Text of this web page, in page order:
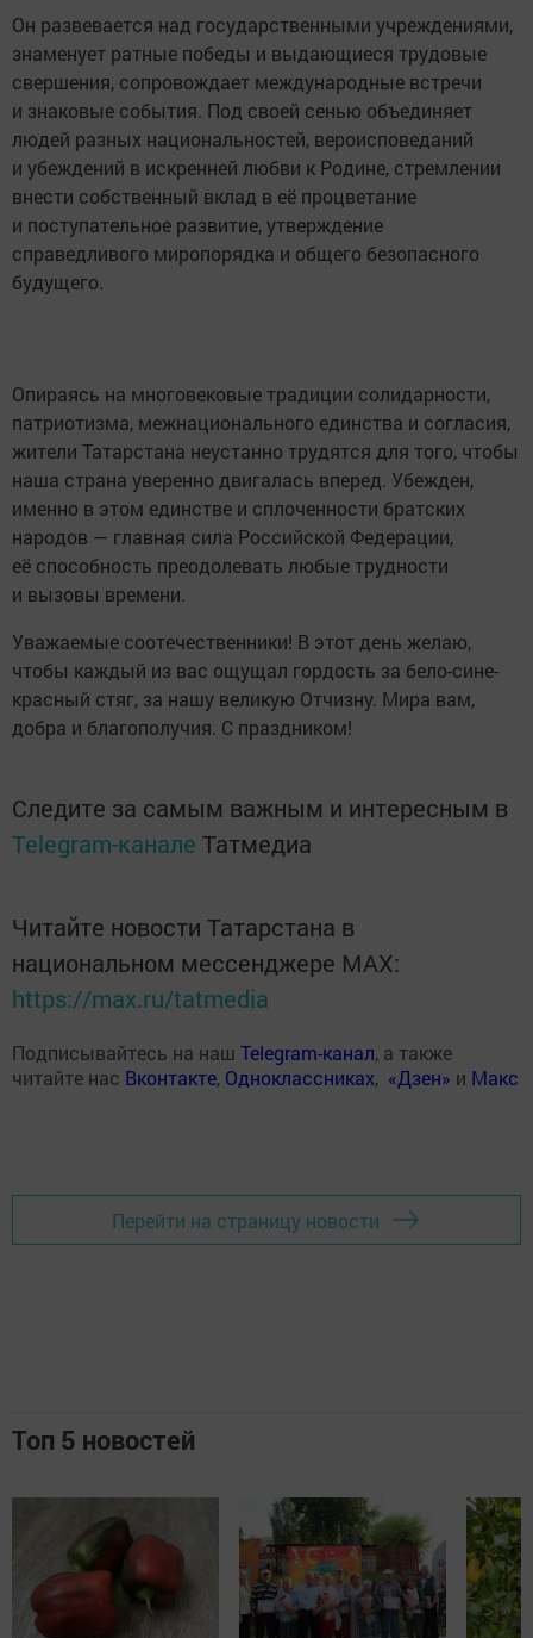
Он развевается над государственными учреждениями,
знаменует ратные победы и выдающиеся трудовые
свершения, сопровождает международные встречи
и знаковые события. Под своей сенью объединяет
людей разных национальностей, вероисповеданий
и убеждений в искренней любви к Родине, стремлении
внести собственный вклад в её процветание
и поступательное развитие, утверждение
справедливого миропорядка и общего безопасного
будущего.
Опираясь на многовековые традиции солидарности,
патриотизма, межнационального единства и согласия,
жители Татарстана неустанно трудятся для того, чтобы
наша страна уверенно двигалась вперед. Убежден,
именно в этом единстве и сплоченности братских
народов — главная сила Российской Федерации,
её способность преодолевать любые трудности
и вызовы времени.
Уважаемые соотечественники! В этот день желаю,
чтобы каждый из вас ощущал гордость за бело-сине-
красный стяг, за нашу великую Отчизну. Мира вам,
добра и благополучия. С праздником!
Следите за самым важным и интересным в
Telegram-канале Татмедиа
Читайте новости Татарстана в
национальном мессенджере MАХ:
https://max.ru/tatmedia
Подписывайтесь на наш Telegram-канал, а также
читайте нас Вконтакте, Одноклассниках, «Дзен» и Макс
Перейти на страницу новости
Топ 5 новостей